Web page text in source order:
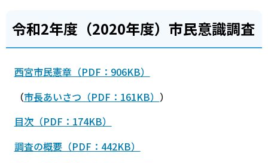
令和2年度（2020年度）市民意識調査
西宮市民憲章（PDF：906KB）
（市長あいさつ（PDF：161KB） ）
目次（PDF：174KB）
調査の概要（PDF：442KB）